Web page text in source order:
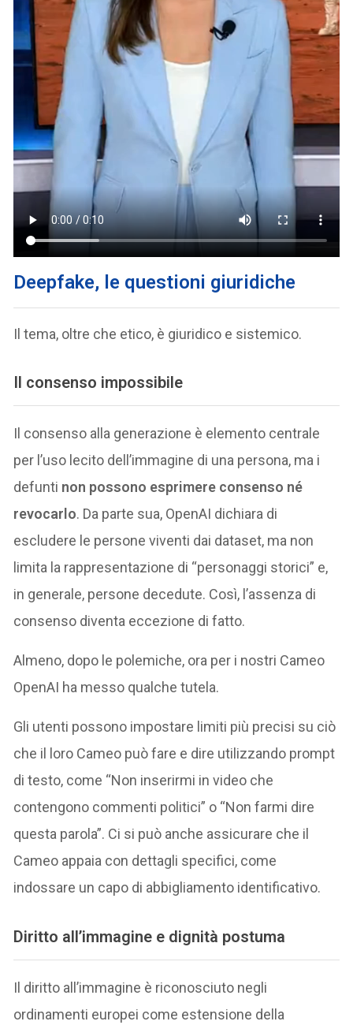
Deepfake, le questioni giuridiche
Il tema, oltre che etico, è giuridico e sistemico.
Il consenso impossibile
Il consenso alla generazione è elemento centrale
per l’uso lecito dell’immagine di una persona, ma i
defunti non possono esprimere consenso né
revocarlo. Da parte sua, OpenAI dichiara di
escludere le persone viventi dai dataset, ma non
limita la rappresentazione di “personaggi storici” e,
in generale, persone decedute. Così, l’assenza di
consenso diventa eccezione di fatto.
Almeno, dopo le polemiche, ora per i nostri Cameo
OpenAI ha messo qualche tutela.
Gli utenti possono impostare limiti più precisi su ciò
che il loro Cameo può fare e dire utilizzando prompt
di testo, come “Non inserirmi in video che
contengono commenti politici” o “Non farmi dire
questa parola”. Ci si può anche assicurare che il
Cameo appaia con dettagli specifici, come
indossare un capo di abbigliamento identificativo.
Diritto all’immagine e dignità postuma
Il diritto all’immagine è riconosciuto negli
ordinamenti europei come estensione della